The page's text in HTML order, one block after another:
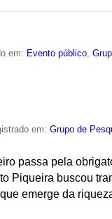
em: Evento público ,
em:Grupo de
passa pela
Piqueira buscou
emerge da